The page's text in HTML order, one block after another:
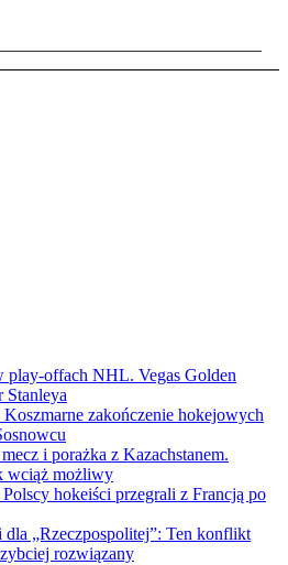
play-offach NHL. Vegas Golden
Stanleya
zakończenie hokejowych
i porażka z Kazachstanem.
wciąż możliwy
hokeiści przegrali z Francją po
„Rzeczpospolitej”: Ten konflikt
rozwiązany